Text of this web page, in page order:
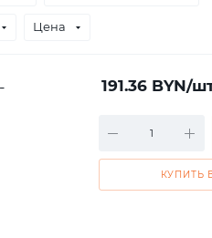
Цена
191.36 BYN/
КУПИТЬ